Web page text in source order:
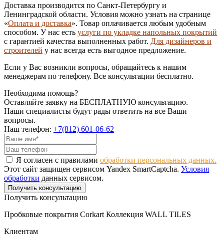
Доставка производится по Санкт-Петербургу и
Ленинградской области. Условия можно узнать на странице
«Оплата и доставка». Товар оплачивается любым удобным
способом. У нас есть услуги по укладке напольных покрытий
с гарантией качества выполненных работ. Для дизайнеров и
строителей у нас всегда есть выгодное предложение.
Если у Вас возникли вопросы, обращайтесь к нашим
менеджерам по телефону. Все консультации бесплатно.
Необходима помощь?
Оставляйте заявку на БЕСПЛАТНУЮ консультацию.
Наши специалисты будут рады ответить на все Ваши
вопросы.
Наш телефон: +7(812) 601-06-62
Я согласен с правилами обработки персональных данных.
Этот сайт защищен сервисом Yandex SmartCaptcha. Условия
обработки данных сервисом.
Получить консультацию
Получить консультацию
Пробковые покрытия Corkart Коллекция WALL TILES
Клиентам